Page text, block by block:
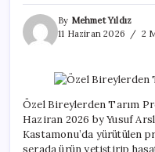
By Mehmet Yıldız
11 Haziran 2026
2
Özel Bireylerden Tarım
Haziran 2026 by Yusuf
Kastamonu’da yürütülen
serada ürün yetiştirip